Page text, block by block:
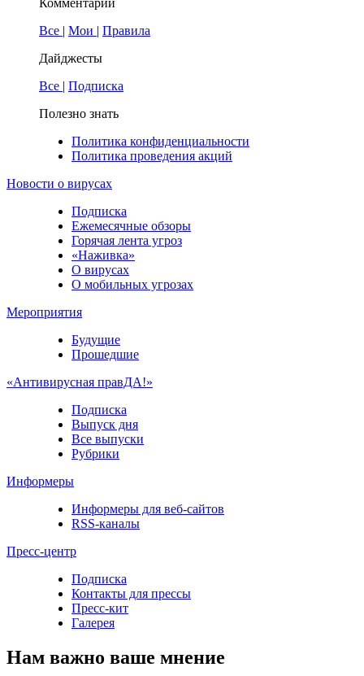
Комментарии
Все | Мои | Правила
Дайджесты
Все | Подписка
Полезно знать
Политика конфиденциальности
Политика проведения акций
Новости о вирусах
Подписка
Ежемесячные обзоры
Горячая лента угроз
«Наживка»
О вирусах
О мобильных угрозах
Мероприятия
Будущие
Прошедшие
«Антивирусная правДА!»
Подписка
Выпуск дня
Все выпуски
Рубрики
Информеры
Информеры для веб-сайтов
RSS-каналы
Пресс-центр
Подписка
Контакты для прессы
Пресс-кит
Галерея
Нам важно ваше мнение